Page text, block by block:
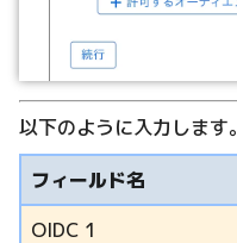
以下のように入力します。
フィールド名
OIDC 1